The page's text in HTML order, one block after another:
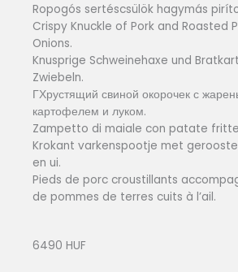
Ropogós sertéscsülök hagymás
Crispy Knuckle of Pork and Roasted
Onions.
Knusprige Schweinehaxe und
Zwiebeln.
ГХрустящий свиной окорочек с
картофелем и луком.
Zampetto di maiale con patate
Krokant varkenspootje met
en ui.
Pieds de porc croustillants
de pommes de terres cuits à l’ail.
6490 HUF